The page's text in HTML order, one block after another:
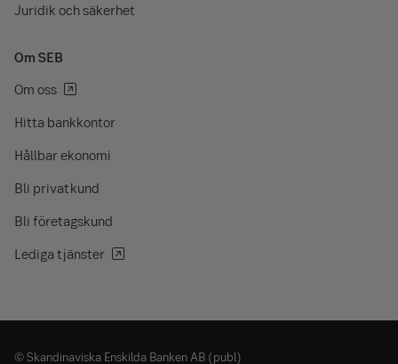
Juridik och säkerhet
Om SEB
Om oss
Hitta bankkontor
Hållbar ekonomi
Bli privatkund
Bli företagskund
Lediga tjänster
© Skandinaviska Enskilda Banken AB (publ)